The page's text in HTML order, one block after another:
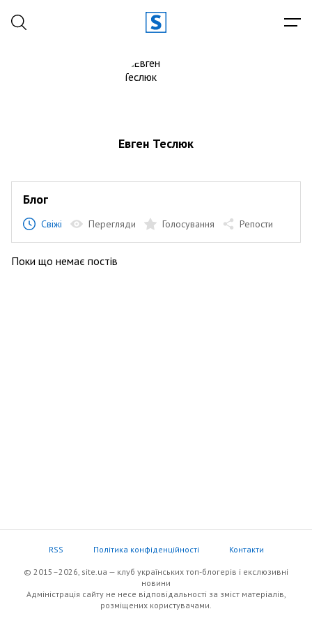
Евген Теслюк
Блог
Свіжі Перегляди Голосування Репости
Поки що немає постів
RSS Політика конфіденційності Контакти
© 2015–2026, site.ua — клуб українських топ-блогерів i екслюзивнi
новини
Адміністрація сайту не несе відповідальності за зміст матеріалів,
розміщених користувачами.